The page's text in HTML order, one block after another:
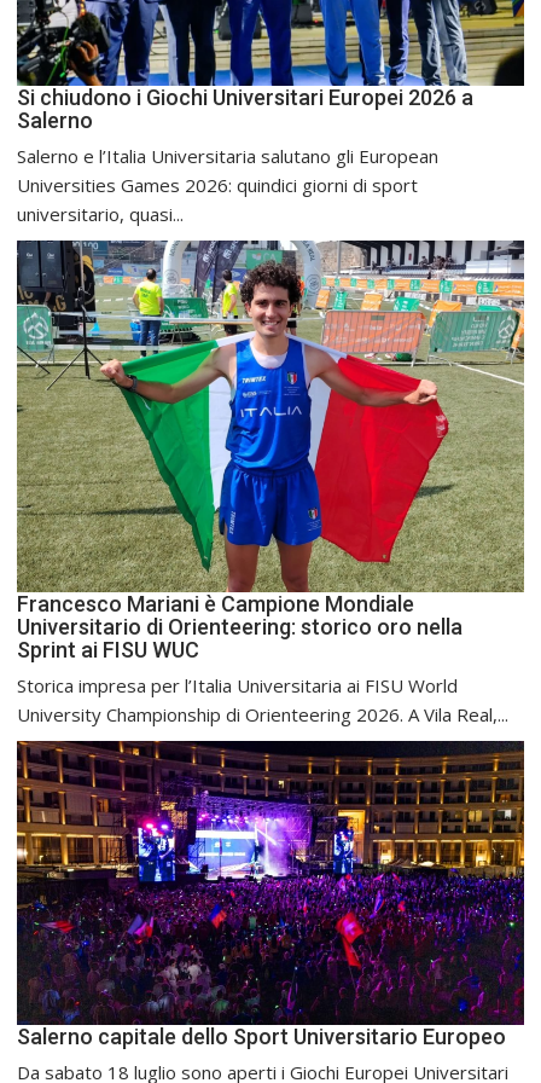
Si chiudono i Giochi Universitari Europei 2026 a
Salerno
Salerno e l’Italia Universitaria salutano gli European
Universities Games 2026: quindici giorni di sport
universitario, quasi...
Francesco Mariani è Campione Mondiale
Universitario di Orienteering: storico oro nella
Sprint ai FISU WUC
Storica impresa per l’Italia Universitaria ai FISU World
University Championship di Orienteering 2026. A Vila Real,...
Salerno capitale dello Sport Universitario Europeo
Da sabato 18 luglio sono aperti i Giochi Europei Universitari